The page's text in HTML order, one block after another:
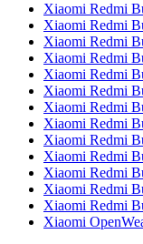
Xiaomi Redmi
Xiaomi Redmi
Xiaomi Redmi
Xiaomi Redmi
Xiaomi Redmi
Xiaomi Redmi
Xiaomi Redmi
Xiaomi Redmi
Xiaomi Redmi
Xiaomi Redmi
Xiaomi Redmi
Xiaomi Redmi
Xiaomi Redmi
Xiaomi